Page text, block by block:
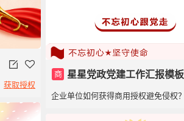
获取授权
商 星星党政党建工作汇报模板
企业单位如何获得商用授权避免侵权？